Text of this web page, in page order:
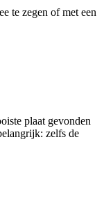
te zegen of met een
plaat gevonden
zelfs de